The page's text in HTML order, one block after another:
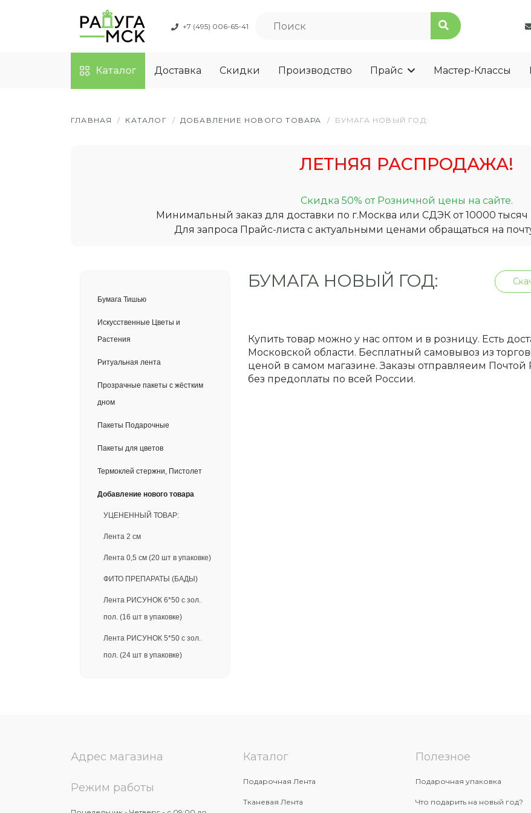
+7 (495) 006-65-41
Каталог Доставка Скидки Производство Прайс Мастер-Классы
ГЛАВНАЯ / КАТАЛОГ / ДОБАВЛЕНИЕ НОВОГО ТОВАРА / БУМАГА НОВЫЙ ГОД:
ЛЕТНЯЯ РАСПРОДАЖА!
Скидка 50% от Розничной цены на сайте.
Минимальный заказ для доставки по г.Москва или СДЭК от 10000 тысяч
Для запроса Прайс-листа с актуальными ценами обращаться на
Бумага Тишью
Искусственные Цветы и
Растения
Ритуальная лента
Прозрачные пакеты с жёстким
дном
Пакеты Подарочные
Пакеты для цветов
Термоклей стержни, Пистолет
Добавление нового товара
УЦЕНЕННЫЙ ТОВАР:
Лента 2 см
Лента 0,5 см (20 шт в упаковке)
ФИТО ПРЕПАРАТЫ (БАДЫ)
Лента РИСУНОК 6*50 с зол.
пол. (16 шт в упаковке)
Лента РИСУНОК 5*50 с зол.
пол. (24 шт в упаковке)
СУМКИ ДЛЯ ЦВЕТОВ:
ПОДАРОЧНЫЕ НОВОГОДНИЕ
БУМАГА НОВЫЙ ГОД:
Купить товар можно у нас оптом и в розницу. Есть
Московской области. Бесплатный самовывоз из
ценой в самом магазине. Заказы отправляеим
без предоплаты по всей России.
Адрес магазина
Режим работы
Каталог
Подарочная Лента
Тканевая Лента
Полезное
Подарочная упаковка
Что подарить на новый год?